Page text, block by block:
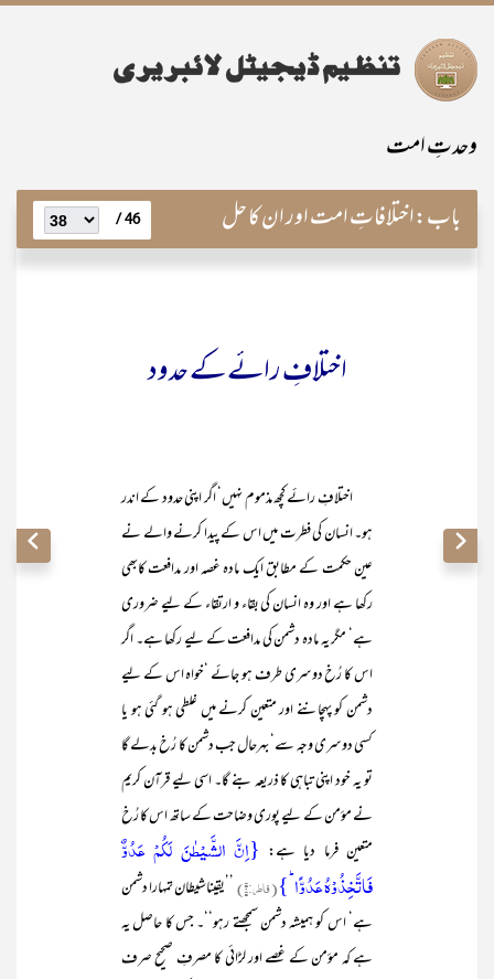
وحدتِ امت
باب:اختلافاتِ امت اور ان کا حل 46 /
اختلافِ رائے کے حدود
اختلافِ رائے کچھ مذموم نہیں‘ اگر اپنی حدود کے اندر
ہو۔ انسان کی فطرت میں اس کے پیدا کرنے والے نے
عین حکمت کے مطابق ایک مادہ غصہ اور مدافعت کابھی
رکھا ہے اور وہ انسان کی بقاء و ارتقاء کے لیے ضروری
ہے‘ مگر یہ مادہ دشمن کی مدافعت کے لیے رکھا ہے۔ اگر
اس کا رُخ دوسری طرف ہو جائے ‘خواہ اس کے لیے
دشمن کو پہچاننے اور متعین کرنے میں غلطی ہو گئی ہو یا
کسی دوسری وجہ سے‘ بہرحال جب دشمن کا رُخ بدلے گا
تو یہ خود اپنی تباہی کا ذریعہ بنے گا۔ اسی لیے قرآن کریم
نے مؤمن کے لیے پوری وضاحت کے ساتھ اس کا رُخ
متعین فرما دیا ہے: {اِنَّ الشَّیۡطٰنَ لَکُمۡ عَدُوٌّ
فَاتَّخِذُوۡہُ عَدُوًّا ؕ}(فاطر:۶)
’’یقیناشیطان تمہارا دشمن
ہے‘ اس کو ہمیشہ دشمن سمجھتے رہو‘‘۔ جس کا حاصل یہ
ہے کہ مؤمن کے غصے اور لڑائی کا مصرفِ صحیح صرف